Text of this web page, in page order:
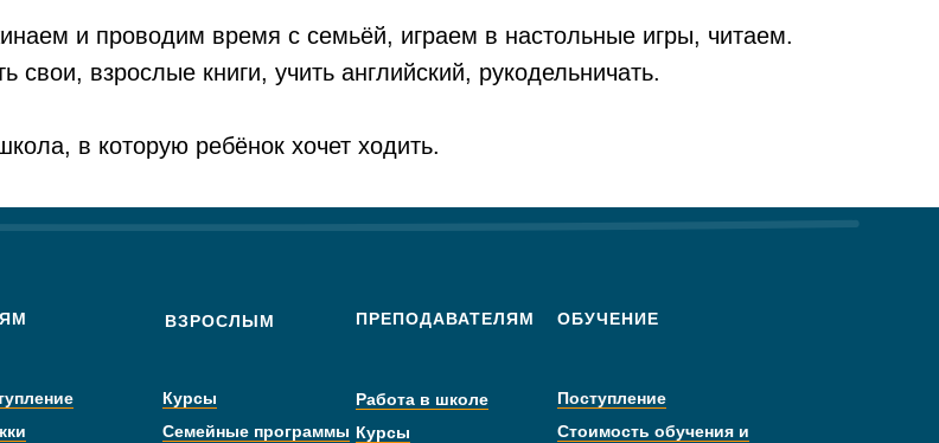
и проводим время с семьёй, играем в настольные игры, читаем.
взрослые книги, учить английский, рукодельничать.
в которую ребёнок хочет ходить.
ВЗРОСЛЫМ ОБУЧЕНИЕ
Курсы
Семейные программы
ПРЕПОДАВАТЕЛЯМ
Работа в школе
Курсы
Поступление
Стоимость обучения и